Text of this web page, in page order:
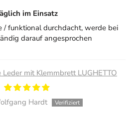
im Einsatz
/ funktional durchdacht, werde bei
darauf angesprochen
Leder mit Klemmbrett LUGHETTO
Hardt